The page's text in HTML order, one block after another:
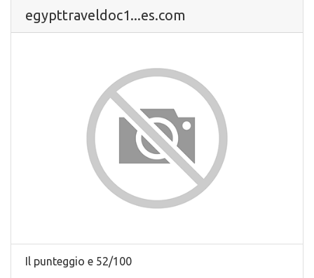
egypttraveldoc1...es.com
Il punteggio e 52/100